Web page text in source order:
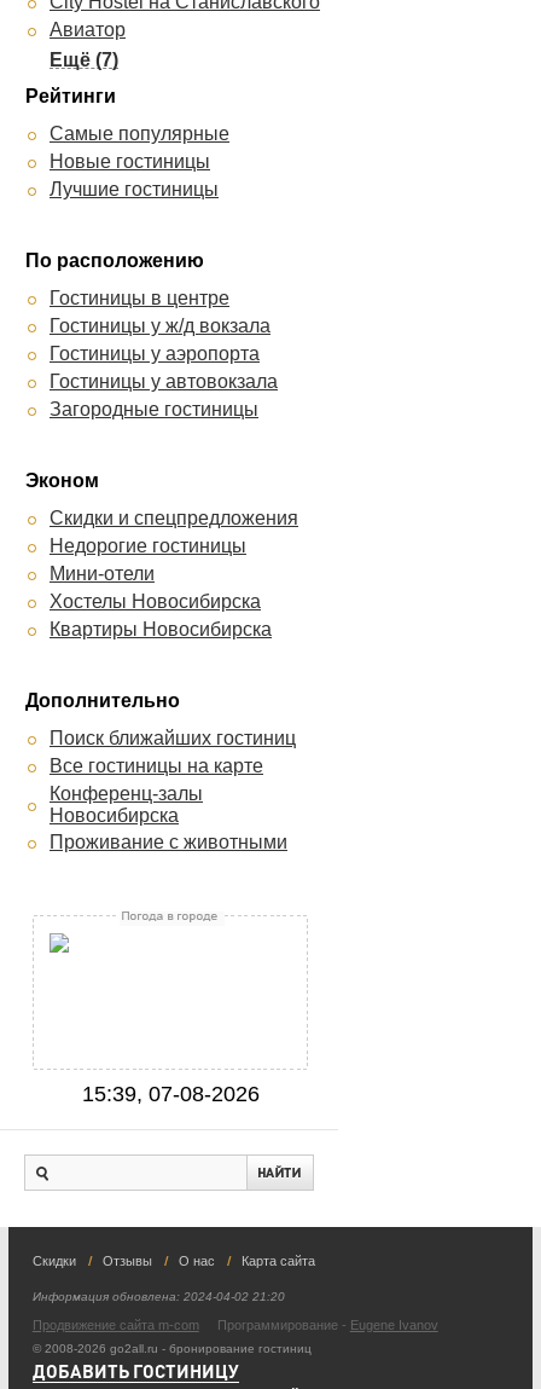
Авиатор
Аврора
Северная
Ассоль
Global Sky Hotel
Набережная
Рейтинги
Самые популярные
Новые гостиницы
Лучшие гостиницы
По расположению
Гостиницы в центре
Гостиницы у ж/д вокзала
Гостиницы у аэропорта
Гостиницы у автовокзала
Загородные гостиницы
Эконом
Скидки и спецпредложения
Недорогие гостиницы
Мини-отели
Хостелы Новосибирска
Квартиры Новосибирска
Дополнительно
Поиск ближайших гостиниц
Все гостиницы на карте
Конференц-залы
Новосибирска
Проживание с животными
15:39, 07-08-2026
Скидки Отзывы О нас Карта сайта
Информация обновлена: 2024-04-02 21:20
Продвижение сайта m-com Программирование - Eugene Ivanov
© 2008-2026 go2all.ru - бронирование гостиниц
ДОБАВИТЬ ГОСТИНИЦУ